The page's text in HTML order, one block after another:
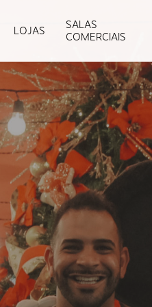
LOJAS
SALAS
COMERCIAIS